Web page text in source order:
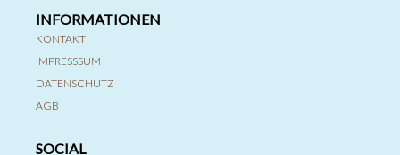
INFORMATIONEN
KONTAKT
IMPRESSSUM
DATENSCHUTZ
AGB
SOCIAL